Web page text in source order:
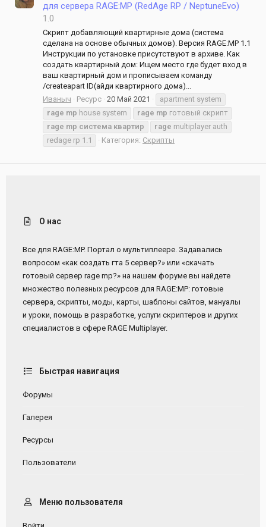
для сервера RAGE:MP (RedAge RP / NeptuneEvo)
1.0
Скрипт добавляющий квартирные дома (система
сделана на основе обычных домов). Версия RAGE:MP 1.1
Инструкции по установке присутствуют в архиве. Как
создать квартирный дом: Ищем место где будет вход в
ваш квартирный дом и прописываем команду
/createapart ID(айди квартирного дома)...
Иваныч
Ресурс 20 Май 2021
apartment system
rage mp house system rage mp готовый скрипт
rage mp система квартир rage multiplayer auth
redage rp 1.1
Категория: Скрипты
О нас
Все для RAGE:MP. Портал о мультиплеере. Задавались
вопросом «как создать гта 5 сервер?» или «скачать
готовый сервер rage mp?» на нашем форуме вы найдете
множество полезных ресурсов для RAGE:MP: готовые
сервера, скрипты, моды, карты, шаблоны сайтов, мануалы
и уроки, помощь в разработке, услуги скриптеров и других
специалистов в сфере RAGE Multiplayer.
Быстрая навигация
Форумы
Галерея
Ресурсы
Пользователи
Меню пользователя